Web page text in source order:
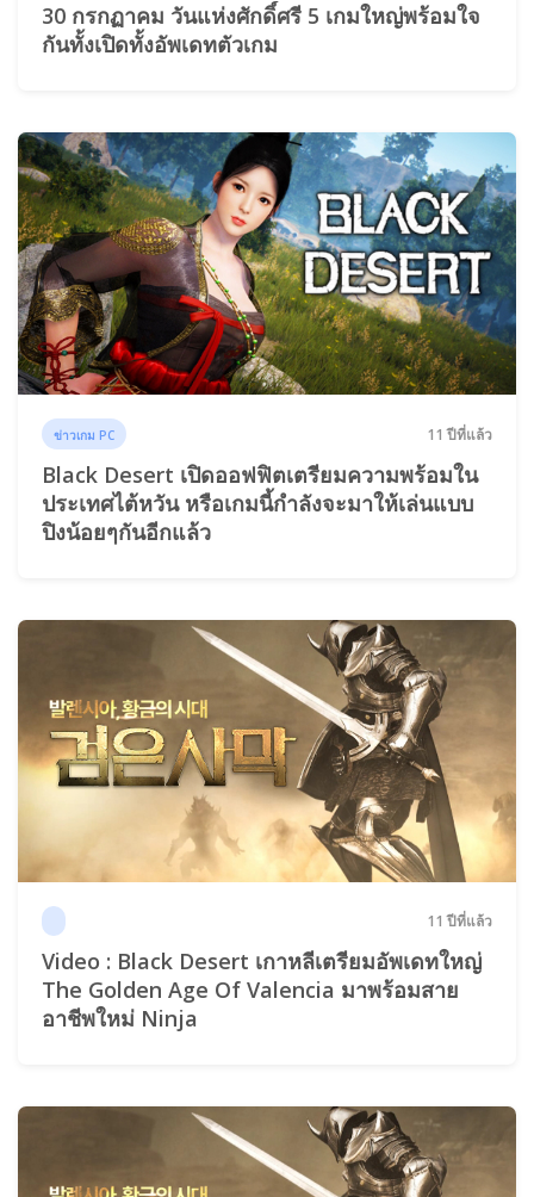
30 กรกฏาคม วันแห่งศักดิ์ศรี 5 เกมใหญ่พร้อมใจ
กันทั้งเปิดทั้งอัพเดทตัวเกม
ข่าวเกม PC 11 ปีที่แล้ว
Black Desert เปิดออฟฟิตเตรียมความพร้อมใน
ประเทศไต้หวัน หรือเกมนี้กำลังจะมาให้เล่นแบบ
ปิงน้อยๆกันอีกแล้ว
11 ปีที่แล้ว
Video : Black Desert เกาหลีเตรียมอัพเดทใหญ่
The Golden Age Of Valencia มาพร้อมสาย
อาชีพใหม่ Ninja